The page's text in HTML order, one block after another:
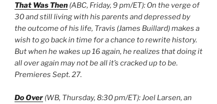
That Was Then (ABC, Friday, 9 pm/ET): On the verge of
30 and still living with his parents and depressed by
the outcome of his life, Travis (James Buillard) makes a
wish to go back in time for a chance to rewrite history.
But when he wakes up 16 again, he realizes that doing it
all over again may not be all it’s cracked up to be.
Premieres Sept. 27.
Do Over (WB, Thursday, 8:30 pm/ET): Joel Larsen, an